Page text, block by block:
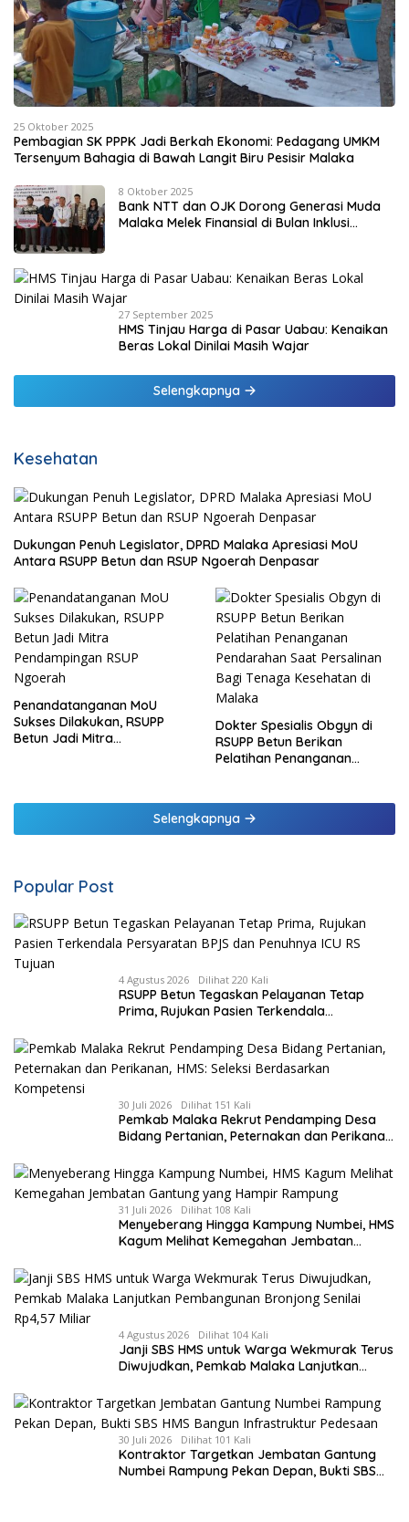
25 Oktober 2025
Pembagian SK PPPK Jadi Berkah Ekonomi: Pedagang UMKM
Tersenyum Bahagia di Bawah Langit Biru Pesisir Malaka
8 Oktober 2025
Bank NTT dan OJK Dorong Generasi Muda
Malaka Melek Finansial di Bulan Inklusi
27 September 2025
HMS Tinjau Harga di Pasar Uabau: Kenaikan
Beras Lokal Dinilai Masih Wajar
Selengkapnya
Kesehatan
Dukungan Penuh Legislator, DPRD Malaka Apresiasi MoU
Antara RSUPP Betun dan RSUP Ngoerah Denpasar
Penandatanganan MoU
Sukses Dilakukan, RSUPP
Betun Jadi Mitra
Dokter Spesialis Obgyn di
RSUPP Betun Berikan
Pelatihan Penanganan
Malaka
Selengkapnya
Popular Post
4 Agustus 2026 Dilihat 220 Kali
RSUPP Betun Tegaskan Pelayanan Tetap
Prima, Rujukan Pasien Terkendala
Tujuan
30 Juli 2026 Dilihat 151 Kali
Pemkab Malaka Rekrut Pendamping Desa
Bidang Pertanian, Peternakan dan Perikanan,
31 Juli 2026 Dilihat 108 Kali
Menyeberang Hingga Kampung Numbei, HMS
Kagum Melihat Kemegahan Jembatan
4 Agustus 2026 Dilihat 104 Kali
Janji SBS HMS untuk Warga Wekmurak Terus
Diwujudkan, Pemkab Malaka Lanjutkan
30 Juli 2026 Dilihat 101 Kali
Kontraktor Targetkan Jembatan Gantung
Numbei Rampung Pekan Depan, Bukti SBS